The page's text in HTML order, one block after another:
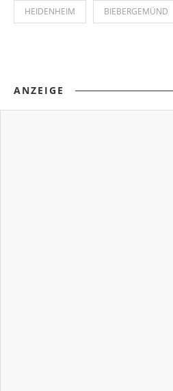
HEIDENHEIM BIEBERGEMÜND
ANZEIGE